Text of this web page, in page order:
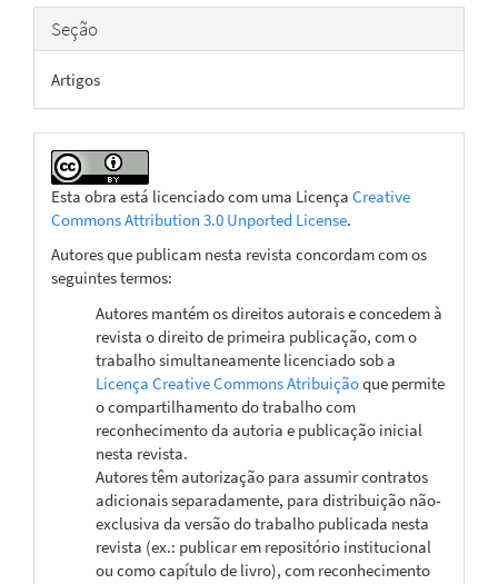
Seção
Artigos
Esta obra está licenciado com uma Licença Creative
Commons Attribution 3.0 Unported License.
Autores que publicam nesta revista concordam com os
seguintes termos:
Autores mantém os direitos autorais e concedem à
revista o direito de primeira publicação, com o
trabalho simultaneamente licenciado sob a
Licença Creative Commons Atribuiçãoque permite
o compartilhamento do trabalho com
reconhecimento da autoria e publicação inicial
nesta revista.
Autores têm autorização para assumir contratos
adicionais separadamente, para distribuição não-
exclusiva da versão do trabalho publicada nesta
revista (ex.: publicar em repositório institucional
ou como capítulo de livro), com reconhecimento